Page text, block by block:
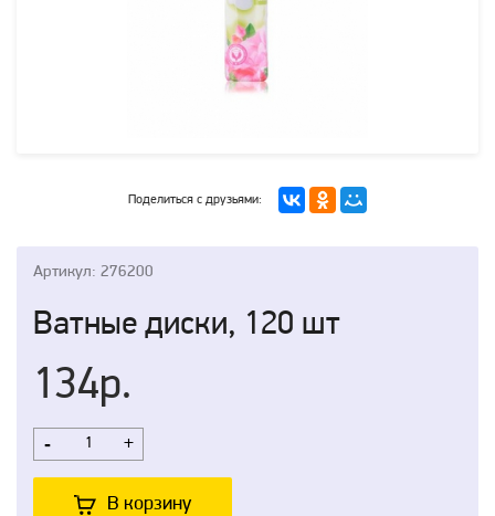
Поделиться с друзьями:
Артикул: 276200
Ватные диски, 120 шт
134р.
- +
В корзину